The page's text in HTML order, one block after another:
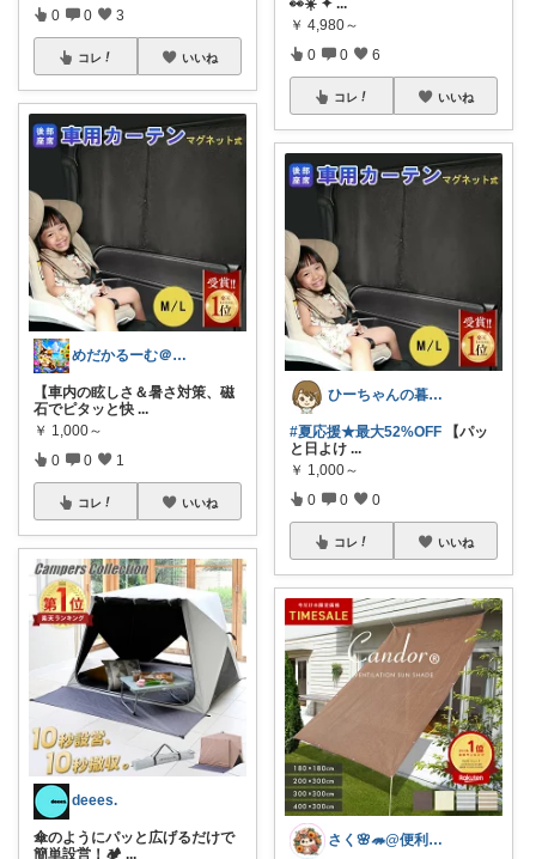
0 0 3
コレ いいね
めだかるーむ＠ありがとうございます。
【車内の眩しさ＆暑さ対策、磁
石でピタッと快 ...
￥ 1,000～
0 0 1
コレ いいね
deees.
傘のようにパッと広げるだけで
簡単設営！🏕️ ...
👀☀️ ✦ ...
￥ 4,980～
0 0 6
コレ いいね
ひーちゃんの暮らしと服ROOM🌷
#夏応援★最大52%OFF 【パッ
と日よけ ...
￥ 1,000～
0 0 0
コレ いいね
さく🌸🦔@便利でかわいいを探す旅